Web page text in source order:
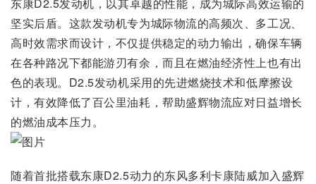
坚实后盾。这款发动机专为城际物流的高频次、多工况、
高时效需求而设计，不仅提供稳定的动力输出，确保车辆
在各种路况下都能游刃有余，而且在燃油经济性上也有出
色的表现。D2.5发动机采用的先进燃烧技术和低摩擦设
计，有效降低了百公里油耗，帮助盛辉物流应对日益增长
的燃油成本压力。
随着首批搭载东康D2.5动力的东风多利卡康陆威加入盛辉